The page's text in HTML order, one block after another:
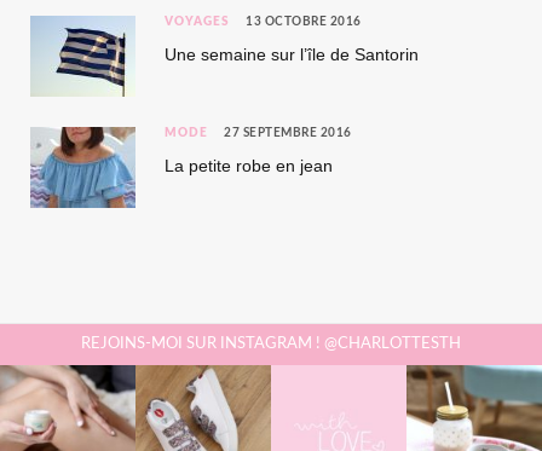
VOYAGES 13 OCTOBRE 2016
Une semaine sur l’île de Santorin
MODE 27 SEPTEMBRE 2016
La petite robe en jean
REJOINS-MOI SUR INSTAGRAM ! @CHARLOTTESTH